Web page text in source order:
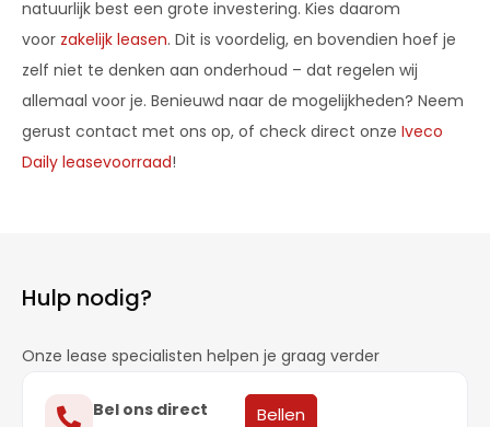
natuurlijk best een grote investering. Kies daarom
voor zakelijk leasen. Dit is voordelig, en bovendien hoef je
zelf niet te denken aan onderhoud – dat regelen wij
allemaal voor je. Benieuwd naar de mogelijkheden? Neem
gerust contact met ons op, of check direct onze Iveco
Daily leasevoorraad!
Hulp nodig?
Onze lease specialisten helpen je graag verder
Bel ons direct
Bellen